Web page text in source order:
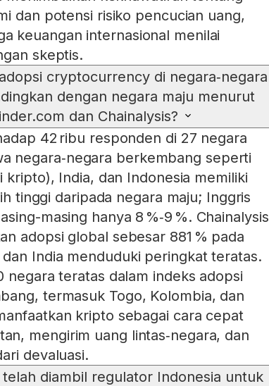
dan potensi risiko pencucian uang,
keuangan internasional menilai
skeptis.
cryptocurrency di negara‑negara
dengan negara maju menurut
dan Chainalysis?
42 ribu responden di 27 negara
negara‑negara berkembang seperti
kripto), India, dan Indonesia memiliki
tinggi daripada negara maju; Inggris
masing hanya 8 %‑9 %. Chainalysis
adopsi global sebesar 881 % pada
India menduduki peringkat teratas.
negara teratas dalam indeks adopsi
termasuk Togo, Kolombia, dan
kripto sebagai cara cepat
mengirim uang lintas‑negara, dan
devaluasi.
diambil regulator Indonesia untuk